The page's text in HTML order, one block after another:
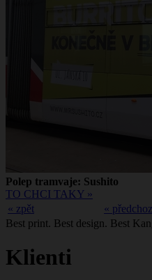
Polep tramvaje: Sushito
TO CHCI TAKY »
« zpět
«
Best print. Best design. Best
Klienti